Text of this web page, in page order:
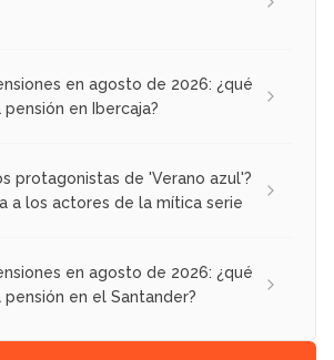
en agosto de 2026: ¿qué
en Ibercaja?
protagonistas de 'Verano azul'?
a los actores de la mítica serie
en agosto de 2026: ¿qué
en el Santander?